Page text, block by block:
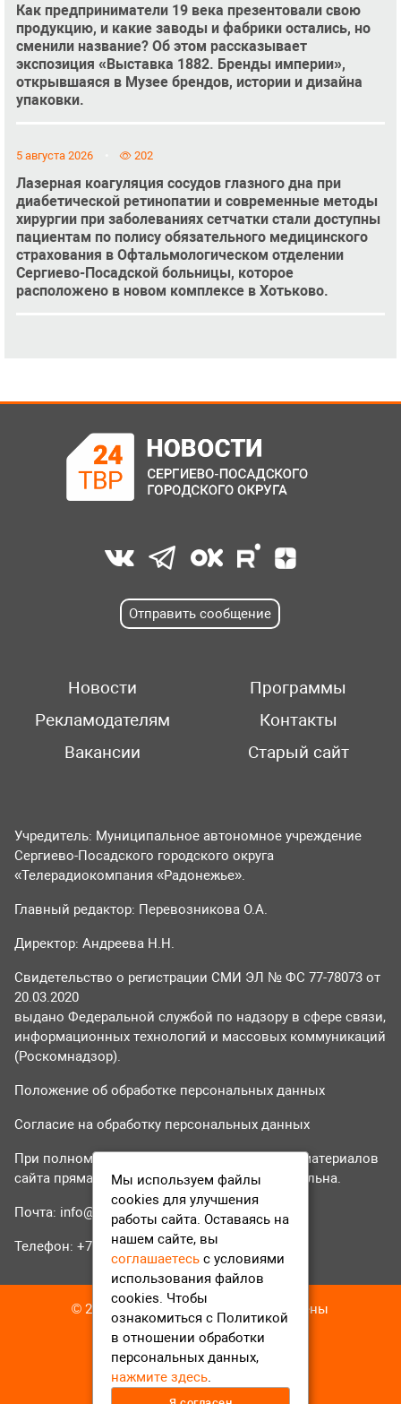
Как предприниматели 19 века презентовали свою
продукцию, и какие заводы и фабрики остались, но
сменили название? Об этом рассказывает
экспозиция «Выставка 1882. Бренды империи»,
открывшаяся в Музее брендов, истории и дизайна
упаковки.
5 августа 2026 202
Лазерная коагуляция сосудов глазного дна при
диабетической ретинопатии и современные методы
хирургии при заболеваниях сетчатки стали доступны
пациентам по полису обязательного медицинского
страхования в Офтальмологическом отделении
Сергиево-Посадской больницы, которое
расположено в новом комплексе в Хотьково.
Отправить сообщение
Новости
Программы
Рекламодателям
Контакты
Вакансии
Старый сайт
Учредитель: Муниципальное автономное учреждение
Сергиево-Посадского городского округа
«Телерадиокомпания «Радонежье».
Главный редактор: Перевозникова О.А.
Директор: Андреева Н.Н.
Свидетельство о регистрации СМИ ЭЛ № ФС 77-78073 от
20.03.2020
выдано Федеральной службой по надзору в сфере связи,
информационных технологий и массовых коммуникаций
(Роскомнадзор).
Положение об обработке персональных данных
Согласие на обработку персональных данных
При полном или частичном использовании материалов
сайта прямая гиперссылка на tvr24.tv обязательна.
Почта: info@tvr24.tv
Телефон: +7 (496) 551-04-95
© 2016-2023 ТВР24 Все права защищены
Мы используем файлы
cookies для улучшения
работы сайта. Оставаясь на
нашем сайте, вы
соглашаетесь с условиями
использования файлов
cookies. Чтобы
ознакомиться с Политикой
в отношении обработки
персональных данных,
нажмите здесь.